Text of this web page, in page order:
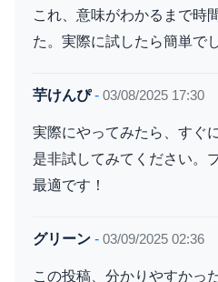
これ、意味がわかるまで時
た。実際に試したら簡単で
芋けんぴ- 03/08/2025 17:30
実際にやってみたら、すぐ
是非試してみてください。
最適です！
グリーン - 03/09/2025 02:36
この投稿、分かりやすかっ